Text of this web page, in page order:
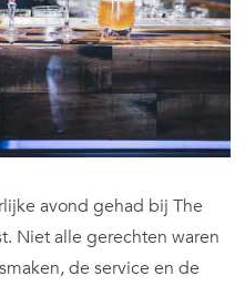
avond gehad bij The
Niet alle gerechten waren
de service en de